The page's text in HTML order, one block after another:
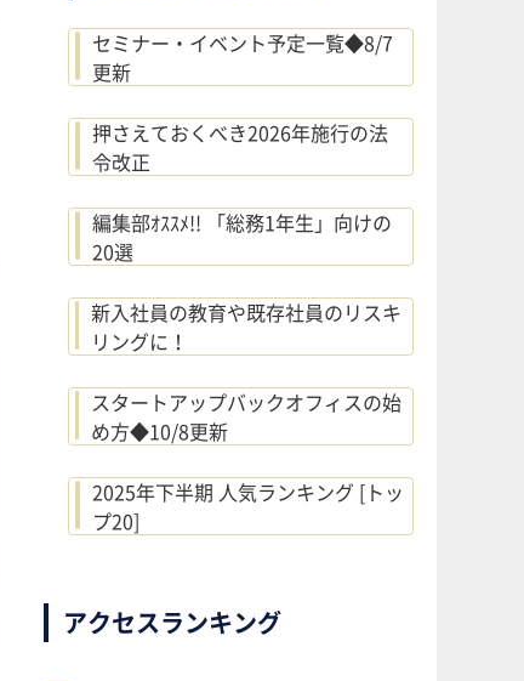
セミナー・イベント予定一覧◆8/7
更新
押さえておくべき2026年施行の法
令改正
編集部ｵｽｽﾒ!! 「総務1年生」向けの
20選
新入社員の教育や既存社員のリスキ
リングに！
スタートアップバックオフィスの始
め方◆10/8更新
2025年下半期 人気ランキング [トッ
プ20]
アクセスランキング